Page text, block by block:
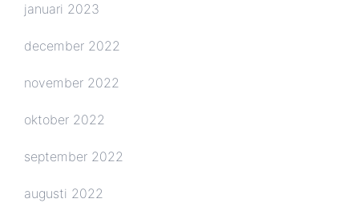
januari 2023
december 2022
november 2022
oktober 2022
september 2022
augusti 2022